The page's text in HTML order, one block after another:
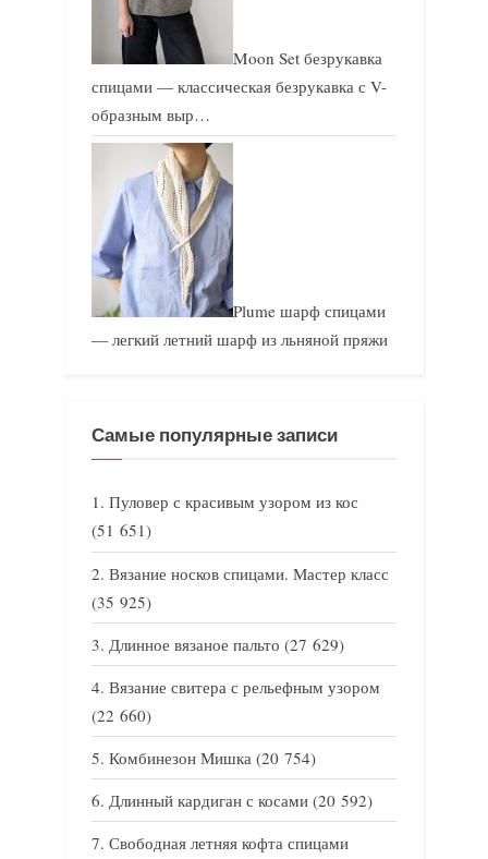
Moon Set безрукавка
спицами — классическая безрукавка с V-
образным выр…
Plume шарф спицами
— легкий летний шарф из льняной пряжи
Самые популярные записи
Пуловер с красивым узором из кос
(51 651)
Вязание носков спицами. Мастер класс
(35 925)
Длинное вязаное пальто (27 629)
Вязание свитера с рельефным узором
(22 660)
Комбинезон Мишка (20 754)
Длинный кардиган с косами (20 592)
Свободная летняя кофта спицами